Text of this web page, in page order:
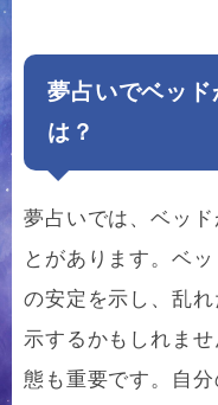
夢占いでベッ
は？
夢占いでは、ベッ
とがあります。ベ
の安定を示し、乱
示するかもしれま
態も重要です。自